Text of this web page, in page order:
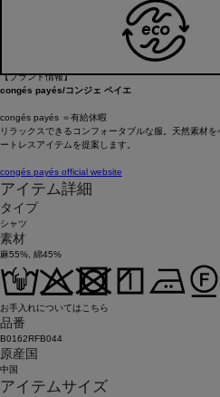
----------------------------------------------------------------------
【ブランド情報】
congés payés/コンジェ ペイエ
congés payés ＝有給休暇
リラックスできるコンフォータブルな服。天然素材
ートレスアイテムを提案します。
congés payés official website
アイテム詳細
タイプ
シャツ
素材
麻55%, 綿45%
お手入れについてはこちら
品番
B0162RFB044
原産国
中国
アイテムサイズ